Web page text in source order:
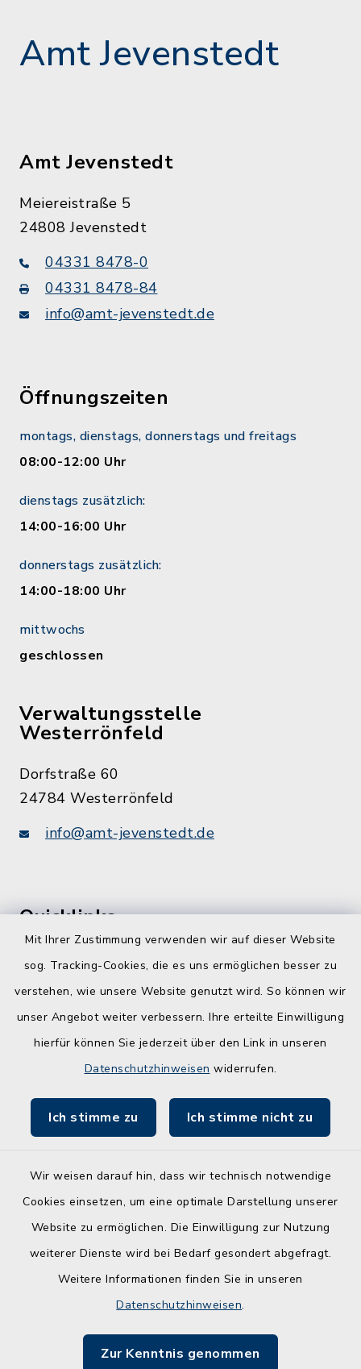
Mit Ihrer Zustimmung verwenden wir auf dieser Website
sog. Tracking-Cookies, die es uns ermöglichen besser zu
verstehen, wie unsere Website genutzt wird. So können wir
unser Angebot weiter verbessern. Ihre erteilte Einwilligung
hierfür können Sie jederzeit über den Link in unseren
Datenschutzhinweisen widerrufen.
Ich stimme zu Ich stimme nicht zu
Wir weisen darauf hin, dass wir technisch notwendige
Cookies einsetzen, um eine optimale Darstellung unserer
Website zu ermöglichen. Die Einwilligung zur Nutzung
weiterer Dienste wird bei Bedarf gesondert abgefragt.
Weitere Informationen finden Sie in unseren
Datenschutzhinweisen.
Zur Kenntnis genommen
Amt Jevenstedt
Amt Jevenstedt
Meiereistraße 5
24808 Jevenstedt
04331 8478-0
04331 8478-84
info@amt-jevenstedt.de
Öffnungszeiten
montags, dienstags, donnerstags und freitags
08:00-12:00 Uhr
dienstags zusätzlich:
14:00-16:00 Uhr
donnerstags zusätzlich:
14:00-18:00 Uhr
mittwochs
geschlossen
Verwaltungsstelle
Westerrönfeld
Dorfstraße 60
24784 Westerrönfeld
info@amt-jevenstedt.de
Quicklinks
Schule am Ochsenweg
ZBmSH
Entwicklungsagentur für den Lebens- und
Kontakt
Leichte Sprache